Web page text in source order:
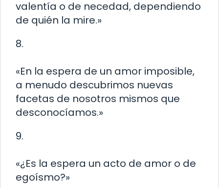
valentía o de necedad, dependiendo
de quién la mire.»
8.
«En la espera de un amor imposible,
a menudo descubrimos nuevas
facetas de nosotros mismos que
desconocíamos.»
9.
«¿Es la espera un acto de amor o de
egoísmo?»